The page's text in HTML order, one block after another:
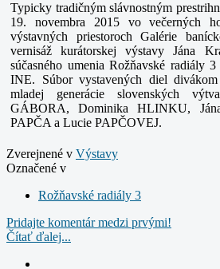
Typicky tradičným slávnostným
19. novembra 2015 vo večerných
výstavných priestoroch Galérie
vernisáž kurátorskej výstavy Jána
súčasného umenia Rožňavské radiály
INE. Súbor vystavených diel
mladej generácie slovenských
GÁBORA, Dominika HLINKU,
PAPČA a Lucie PAPČOVEJ.
Zverejnené v Výstavy
Označené v
Rožňavské radiály 3
Pridajte komentár medzi prvými!
Čítať ďalej...